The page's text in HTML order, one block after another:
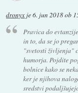
dronyx je6. jun 2018 ob
Pravica do
in to, da se jo
"svetosti življenja"
humorja. Pojdite
bolnice kako se
ker je njihova
sredstvi